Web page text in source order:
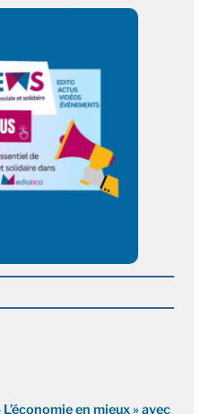
en mieux » avec